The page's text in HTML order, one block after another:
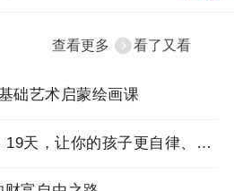
看了又看
查看更多
础艺术启蒙绘画课
19堂完整人格育儿课：19天，让你的孩子更自律、懂感恩、高情商、能独立